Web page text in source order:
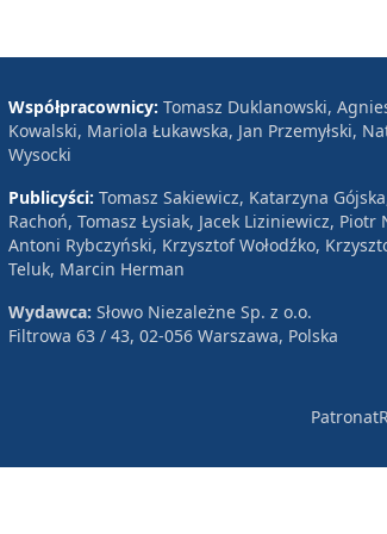
Współpracownicy: Tomasz Duklanowski,
Kowalski, Mariola Łukawska, Jan Przemyłski,
Wysocki
Publicyści: Tomasz Sakiewicz, Katarzyna
Rachoń, Tomasz Łysiak, Jacek Liziniewicz,
Antoni Rybczyński, Krzysztof Wołodźko,
Teluk, Marcin Herman
Wydawca: Słowo Niezależne Sp. z o.o.
Filtrowa 63 / 43, 02-056 Warszawa, Polska
Patronat